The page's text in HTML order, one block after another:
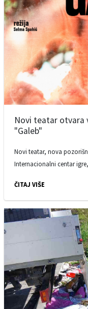
Novi teatar otvara
"Galeb"
Novi teatar, nova
Internacionalni centar
ČITAJ VIŠE